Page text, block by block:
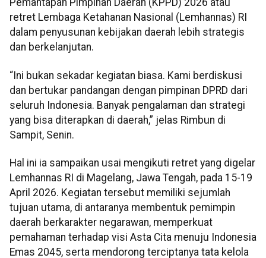
Pemantapan Pimpinan Daerah (KPPD) 2026 atau
retret Lembaga Ketahanan Nasional (Lemhannas) RI
dalam penyusunan kebijakan daerah lebih strategis
dan berkelanjutan.
“Ini bukan sekadar kegiatan biasa. Kami berdiskusi
dan bertukar pandangan dengan pimpinan DPRD dari
seluruh Indonesia. Banyak pengalaman dan strategi
yang bisa diterapkan di daerah,” jelas Rimbun di
Sampit, Senin.
Hal ini ia sampaikan usai mengikuti retret yang digelar
Lemhannas RI di Magelang, Jawa Tengah, pada 15-19
April 2026. Kegiatan tersebut memiliki sejumlah
tujuan utama, di antaranya membentuk pemimpin
daerah berkarakter negarawan, memperkuat
pemahaman terhadap visi Asta Cita menuju Indonesia
Emas 2045, serta mendorong terciptanya tata kelola